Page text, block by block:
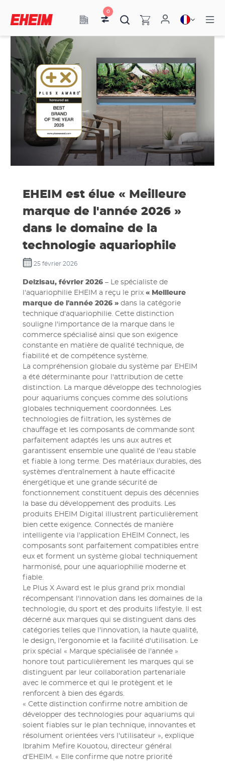
0
EHEIM est élue « Meilleure
marque de l'année 2026 »
dans le domaine de la
technologie aquariophile
25 février 2026
Deizisau, février 2026 – Le spécialiste de
l'aquariophilie EHEIM a reçu le prix « Meilleure
marque de l'année 2026 » dans la catégorie
technique d'aquariophilie. Cette distinction
souligne l'importance de la marque dans le
commerce spécialisé ainsi que son exigence
constante en matière de qualité technique, de
fiabilité et de compétence système.
La compréhension globale du système par EHEIM
a été déterminante pour l'attribution de cette
distinction. La marque développe des technologies
pour aquariums conçues comme des solutions
globales techniquement coordonnées. Les
technologies de filtration, les systèmes de
chauffage et les composants de commande sont
parfaitement adaptés les uns aux autres et
garantissent ensemble une qualité de l'eau stable
et fiable à long terme. Des matériaux durables, des
systèmes d'entraînement à haute efficacité
énergétique et une grande sécurité de
fonctionnement constituent depuis des décennies
la base du développement des produits. Les
produits EHEIM Digital illustrent particulièrement
bien cette exigence. Connectés de manière
intelligente via l'application EHEIM Connect, les
composants sont parfaitement compatibles entre
eux et forment un système global techniquement
harmonisé, pour une aquariophilie moderne et
fiable.
Le Plus X Award est le plus grand prix mondial
récompensant l'innovation dans les domaines de la
technologie, du sport et des produits lifestyle. Il est
décerné aux marques qui se distinguent dans des
catégories telles que l'innovation, la haute qualité,
le design, l'ergonomie et la facilité d'utilisation. Le
prix spécial « Marque spécialisée de l'année »
honore tout particulièrement les marques qui se
distinguent par leur collaboration partenariale
avec le commerce et qui le protègent et le
renforcent à bien des égards.
« Cette distinction confirme notre ambition de
développer des technologies pour aquariums qui
soient fiables sur le plan technique, innovantes et
résolument orientées vers l'utilisateur », explique
Ibrahim Mefire Kouotou, directeur général
d'EHEIM. « Elle confirme que notre priorité